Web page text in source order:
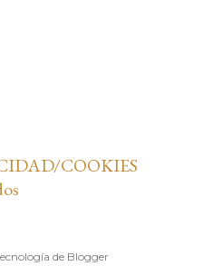
COOKIES
de Blogger